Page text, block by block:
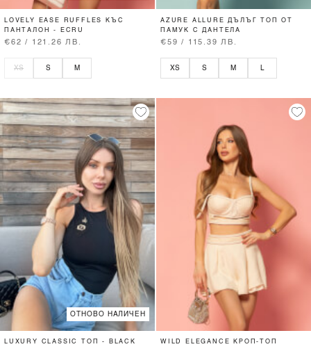
LOVELY EASE RUFFLES КЪС
ПАНТАЛОН - ECRU
€62 / 121.26 ЛВ.
XS S M
AZURE ALLURE ДЪЛЪГ ТОП ОТ
ПАМУК С ДАНТЕЛА
€59 / 115.39 ЛВ.
XS S M L
ОТНОВО НАЛИЧЕН
LUXURY CLASSIC ТОП - BLACK WILD ELEGANCE КРОП-ТОП